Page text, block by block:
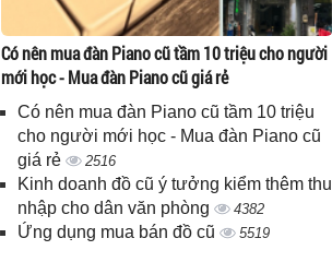
Có nên mua đàn Piano cũ tầm 10 triệu cho người
mới học - Mua đàn Piano cũ giá rẻ
Có nên mua đàn Piano cũ tầm 10 triệu
cho người mới học - Mua đàn Piano cũ
giá rẻ
2516
Kinh doanh đồ cũ ý tưởng kiểm thêm thu
nhập cho dân văn phòng
4382
Ứng dụng mua bán đồ cũ 5519